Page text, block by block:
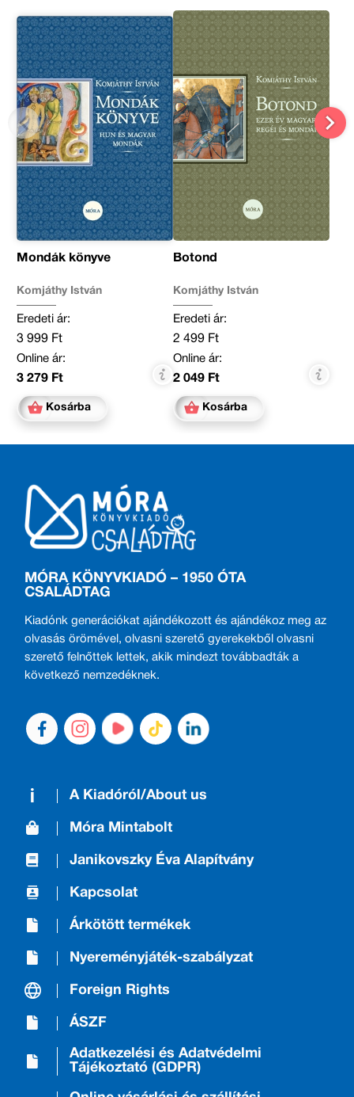
Mondák könyve
Komjáthy István
Eredeti ár:
3 999 Ft
Online ár:
3 279 Ft
Kosárba
Botond
Komjáthy István
Eredeti ár:
2 499 Ft
Online ár:
2 049 Ft
Kosárba
MÓRA KÖNYVKIADÓ – 1950 ÓTA
CSALÁDTAG
Kiadónk generációkat ajándékozott és ajándékoz meg az
olvasás örömével, olvasni szerető gyerekekből olvasni
szerető felnőttek lettek, akik mindezt továbbadták a
következő nemzedéknek.
A Kiadóról/About us
Móra Mintabolt
Janikovszky Éva Alapítvány
Kapcsolat
Árkötött termékek
Nyereményjáték-szabályzat
Foreign Rights
ÁSZF
Adatkezelési és Adatvédelmi
Tájékoztató (GDPR)